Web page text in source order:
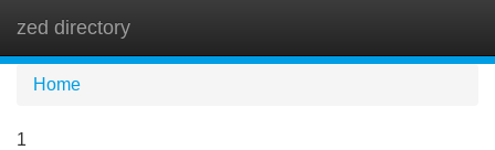
zed directory
Home
1